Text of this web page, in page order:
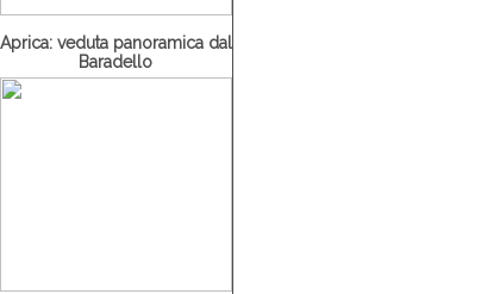
Aprica: veduta panoramica dal
Baradello